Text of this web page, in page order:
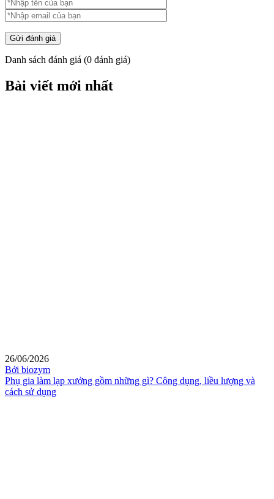
Gửi đánh giá
Danh sách đánh giá (0 đánh giá)
Bài viết mới nhất
26/06/2026
Bởi biozym
Phụ gia làm lạp xưởng gồm những gì? Công dụng, liều lượng và
cách sử dụng